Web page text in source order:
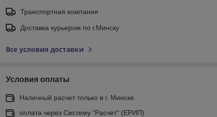
Транспортная компания
Доставка курьером по г.Минску
Все условия доставки
Условия оплаты
Наличный расчет только в г. Минске
оплата через Систему "Расчет" (ЕРИП)